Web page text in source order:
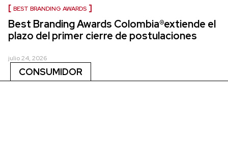
BEST BRANDING AWARDS
Best Branding Awards Colombia®extiende el
plazo del primer cierre de postulaciones
julio 24, 2026
CONSUMIDOR